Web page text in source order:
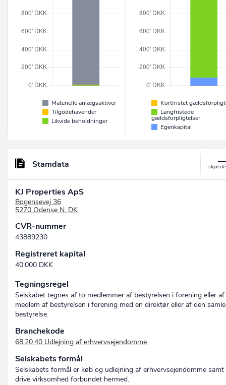
Materielle anlægsaktiver
Tilgodehavender
Likvide beholdninger
Kortfristet
Langfristede
gældsforpligtelser
Egenkapital
Stamdata
KJ Properties ApS
Bogensevej 36
5270 Odense N, DK
CVR-nummer
43889230
Registreret kapital
40.000 DKK
Tegningsregel
Selskabet tegnes af to medlemmer af bestyrelsen i forening eller
medlem af bestyrelsen i forening med en direktør eller af den
bestyrelse.
Branchekode
68.20.40 Udlejning af erhvervsejendomme
Selskabets formål
Selskabets formål er køb og udlejning af erhvervsejendomme samt
drive virksomhed forbundet hermed.